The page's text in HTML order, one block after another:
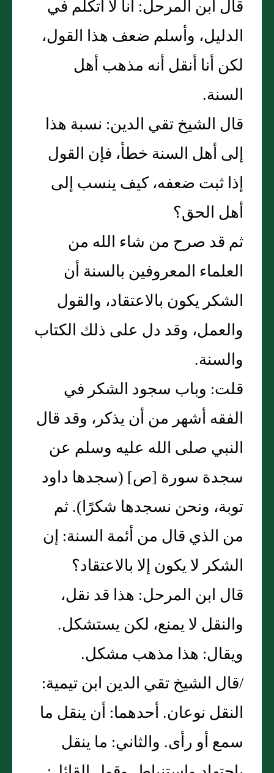
قال ابن المرحل‏:‏ أنا لا أتكلم في
الدليل، وأسلم ضعف هذا القول،
لكن أنا أنقل أنه مذهب أهل
السنة‏.‏
قال الشيخ تقي الدين‏:‏ نسبة هذا
إلى أهل السنة خطأ، فإن القول
إذا ثبت ضعفه، كيف ينسب إلى
أهل الحق‏؟‏
ثم قد صرح من شاء الله من
العلماء المعروفين بالسنة أن
الشكر يكون بالاعتقاد، والقول
والعمل، وقد دل على ذلك الكتاب
والسنة‏.‏
قلت‏:‏ وباب سجود الشكر في
الفقه أشهر من أن يذكر، وقد قال
النبي صلى الله عليه وسلم عن
سجدة سورة ‏[‏ص‏]‏ ‏(‏سجدها داود
توبة، ونحن نسجدها شكرًا‏)‏‏.‏ ثم
من الذي قال من أئمة السنة‏:‏ إن
الشكر لا يكون إلا بالاعتقاد‏؟‏
قال ابن المرحل‏:‏ هذا قد نقل،
والنقل لا يمنع، لكن يستشكل‏.‏
ويقال‏:‏ هذا مذهب مشكل‏.‏
/قال الشيخ تقي الدين ابن تيمية‏:‏
النقل نوعان‏.‏ أحدهما‏:‏ أن ينقل ما
سمع أو رأى‏.‏ والثاني‏:‏ ما ينقل